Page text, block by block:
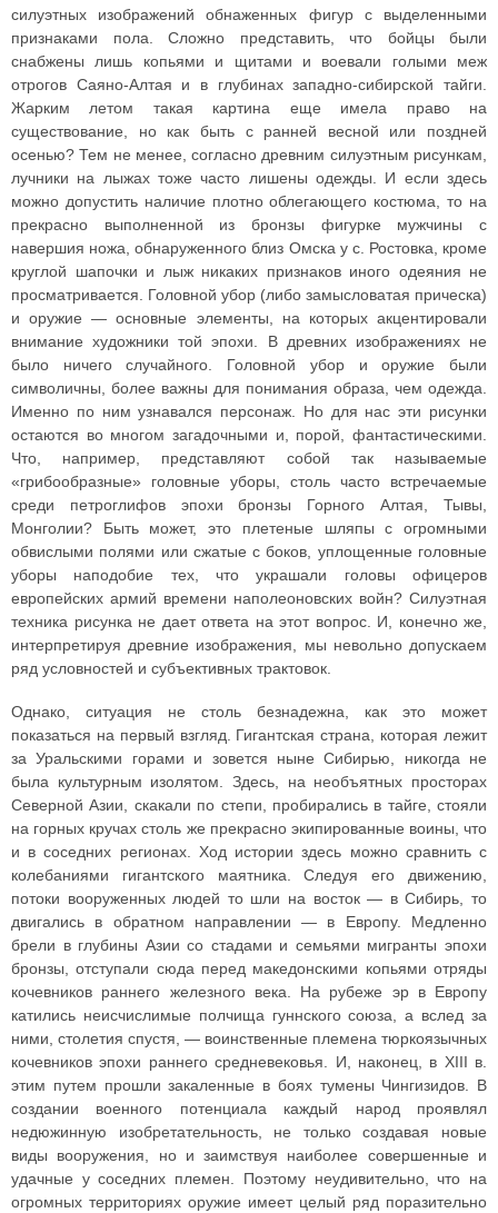
силуэтных изображений обнаженных фигур с выделенными
признаками пола. Сложно представить, что бойцы были
снабжены лишь копьями и щитами и воевали голыми меж
отрогов Саяно-Алтая и в глубинах западно-сибирской тайги.
Жарким летом такая картина еще имела право на
существование, но как быть с ранней весной или поздней
осенью? Тем не менее, согласно древним силуэтным рисункам,
лучники на лыжах тоже часто лишены одежды. И если здесь
можно допустить наличие плотно облегающего костюма, то на
прекрасно выполненной из бронзы фигурке мужчины с
навершия ножа, обнаруженного близ Омска у с. Ростовка, кроме
круглой шапочки и лыж никаких признаков иного одеяния не
просматривается. Головной убор (либо замысловатая прическа)
и оружие — основные элементы, на которых акцентировали
внимание художники той эпохи. В древних изображениях не
было ничего случайного. Головной убор и оружие были
символичны, более важны для понимания образа, чем одежда.
Именно по ним узнавался персонаж. Но для нас эти рисунки
остаются во многом загадочными и, порой, фантастическими.
Что, например, представляют собой так называемые
«грибообразные» головные уборы, столь часто встречаемые
среди петроглифов эпохи бронзы Горного Алтая, Тывы,
Монголии? Быть может, это плетеные шляпы с огромными
обвислыми полями или сжатые с боков, уплощенные головные
уборы наподобие тех, что украшали головы офицеров
европейских армий времени наполеоновских войн? Силуэтная
техника рисунка не дает ответа на этот вопрос. И, конечно же,
интерпретируя древние изображения, мы невольно допускаем
ряд условностей и субъективных трактовок.
Однако, ситуация не столь безнадежна, как это может
показаться на первый взгляд. Гигантская страна, которая лежит
за Уральскими горами и зовется ныне Сибирью, никогда не
была культурным изолятом. Здесь, на необъятных просторах
Северной Азии, скакали по степи, пробирались в тайге, стояли
на горных кручах столь же прекрасно экипированные воины, что
и в соседних регионах. Ход истории здесь можно сравнить с
колебаниями гигантского маятника. Следуя его движению,
потоки вооруженных людей то шли на восток — в Сибирь, то
двигались в обратном направлении — в Европу. Медленно
брели в глубины Азии со стадами и семьями мигранты эпохи
бронзы, отступали сюда перед македонскими копьями отряды
кочевников раннего железного века. На рубеже эр в Европу
катились неисчислимые полчища гуннского союза, а вслед за
ними, столетия спустя, — воинственные племена тюркоязычных
кочевников эпохи раннего средневековья. И, наконец, в XIII в.
этим путем прошли закаленные в боях тумены Чингизидов. В
создании военного потенциала каждый народ проявлял
недюжинную изобретательность, не только создавая новые
виды вооружения, но и заимствуя наиболее совершенные и
удачные у соседних племен. Поэтому неудивительно, что на
огромных территориях оружие имеет целый ряд поразительно